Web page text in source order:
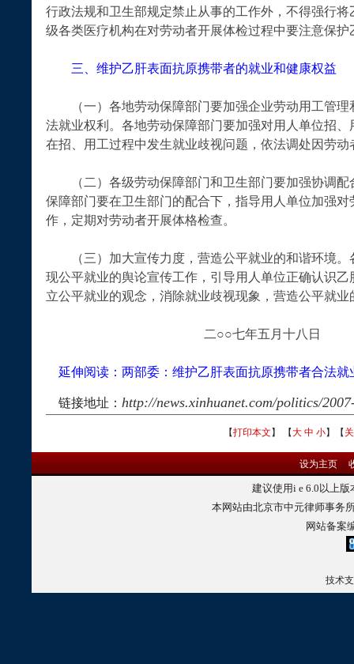
行政法规和卫生部规定禁止从事的工作外，不得强行
级各类医疗机构在对劳动者开展体检过程中要注意保
三、维护乙肝表面抗原携带者的就业和健康权益
（一）各地劳动保障部门要加强企业劳动用工管理
法就业权利。各地劳动保障部门要加强对用人单位招
在招、用工过程中发生就业歧视问题，依法调处因劳
（二）各级劳动保障部门和卫生部门要加强协调配
保障部门要在卫生部门的配合下，指导用人单位加强
作，定期对劳动者开展体格检查。
（三）加大宣传力度，营造公平就业的和谐环境。
现公平就业的舆论宣传工作，引导用人单位正确认识
立公平就业的观念，消除就业歧视现象，营造公平就业
二○○七年五月十八日
延伸阅读： 两部委：维护乙肝表面抗原携带者合法就
链接地址： http://news.xinhuanet.com/politics/
【打印本文 】 【大 中 小】【
设为主页
建议使用i e 6.0 以上版
本网站由北京市中元律师事务
网站备案
技术